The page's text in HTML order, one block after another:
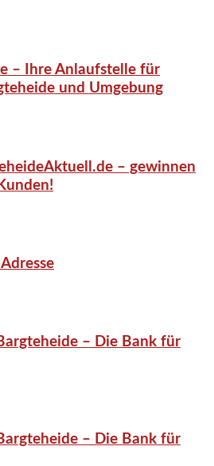
– Ihre Anlaufstelle für
und Umgebung
– gewinnen
– Die Bank für
– Die Bank für